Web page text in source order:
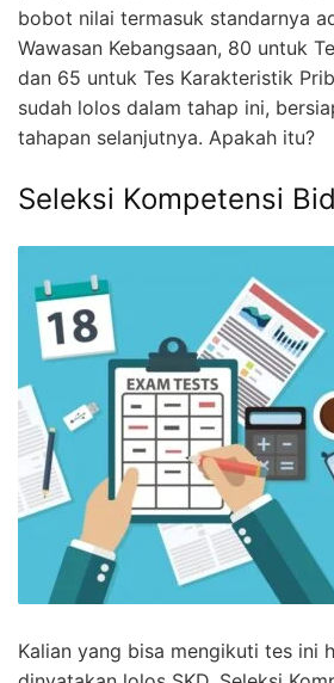
bobot nilai termasuk standarnya
Wawasan Kebangsaan, 80 untuk
dan 65 untuk Tes Karakteristik
sudah lolos dalam tahap ini,
tahapan selanjutnya. Apakah itu?
Seleksi Kompetensi
Kalian yang bisa mengikuti tes ini